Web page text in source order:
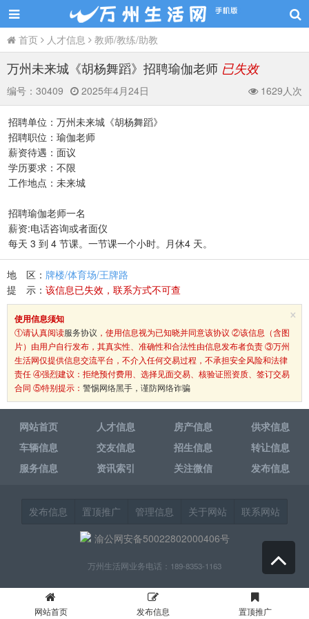
首页 人才信息 教师/教练/助教
万州未来城《胡杨舞蹈》招聘瑜伽老师 已失效
编号： 30409 2025年4月24日 1629人次
招聘单位：万州未来城《胡杨舞蹈》
招聘职位：瑜伽老师
薪资待遇：面议
学历要求：不限
工作地点：未来城
招聘瑜伽老师一名
薪资:电话咨询或者面仪
每天 3 到 4 节课。一节课一个小时。月休4 天。
地 区： 牌楼/体育场/王牌路
提 示： 该信息已失效，联系方式不可查
×
使用信息须知
①请认真阅读服务协议 ，使用信息视为已知晓并同意该协议 ②该信息（含图
片）由用户自行发布，其真实性、准确性和合法性由信息发布者负责 ③万州
生活网仅提供信息交流平台，不介入任何交易过程，不承担安全风险和法律
责任 ④强烈建议：拒绝预付费用、选择见面交易、核验证照资质、签订交易
合同 ⑤特别提示： 警惕网络黑手，谨防网络诈骗
网站首页 人才信息 房产信息
供求信息
车辆信息
交友信息 招生信息
转让信息
服务信息
资讯索引 关注微信 发布信息
发布信息 置顶推广 管理信息 关于网站
联系网站
渝公网安备50022802000406号
万州生活网业务电话：189-8353-1163
网站首页 发布信息 置顶推广